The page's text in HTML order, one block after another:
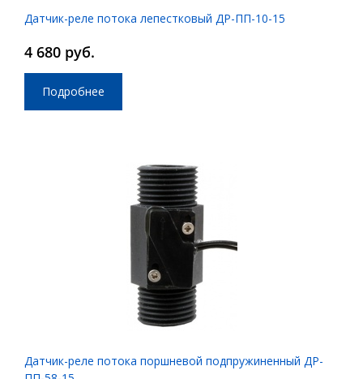
Датчик-реле потока лепестковый ДР-ПП-10-15
4 680 руб.
Подробнее
Датчик-реле потока поршневой подпружиненный ДР-